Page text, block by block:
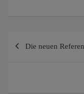
Die neuen